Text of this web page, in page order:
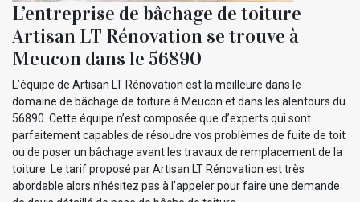
L’entreprise de bâchage de toiture
Artisan LT Rénovation se trouve à
Meucon dans le 56890
L’équipe de Artisan LT Rénovation est la meilleure dans le
domaine de bâchage de toiture à Meucon et dans les alentours du
56890. Cette équipe n’est composée que d’experts qui sont
parfaitement capables de résoudre vos problèmes de fuite de toit
ou de poser un bâchage avant les travaux de remplacement de la
toiture. Le tarif proposé par Artisan LT Rénovation est très
abordable alors n’hésitez pas à l’appeler pour faire une demande